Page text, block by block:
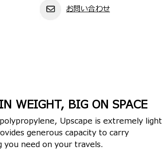
お問い合わせ
WEIGHT, BIG ON SPACE
Upscape is extremely light
generous capacity to carry
you need on your travels.